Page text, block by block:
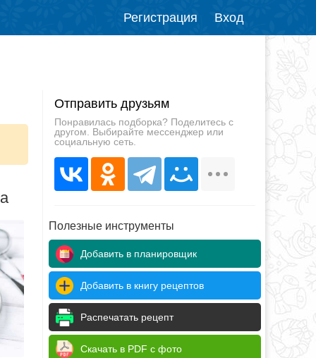
Регистрация Вход
Отправить друзьям
Понравилась подборка? Поделитесь с
другом. Выбирайте мессенджер или
социальную сеть.
Полезные инструменты
Добавить в планировщик
Добавить в книгу рецептов
Распечатать рецепт
Скачать в PDF с фото